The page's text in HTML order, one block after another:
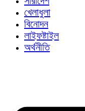
খেলাধুলা
বিনোদন
লাইফষ্টাইল
অর্থনীতি